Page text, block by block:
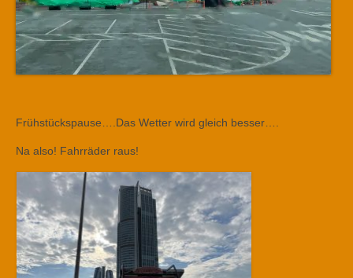
Frühstückspause….Das Wetter wird gleich besser….
Na also! Fahrräder raus!